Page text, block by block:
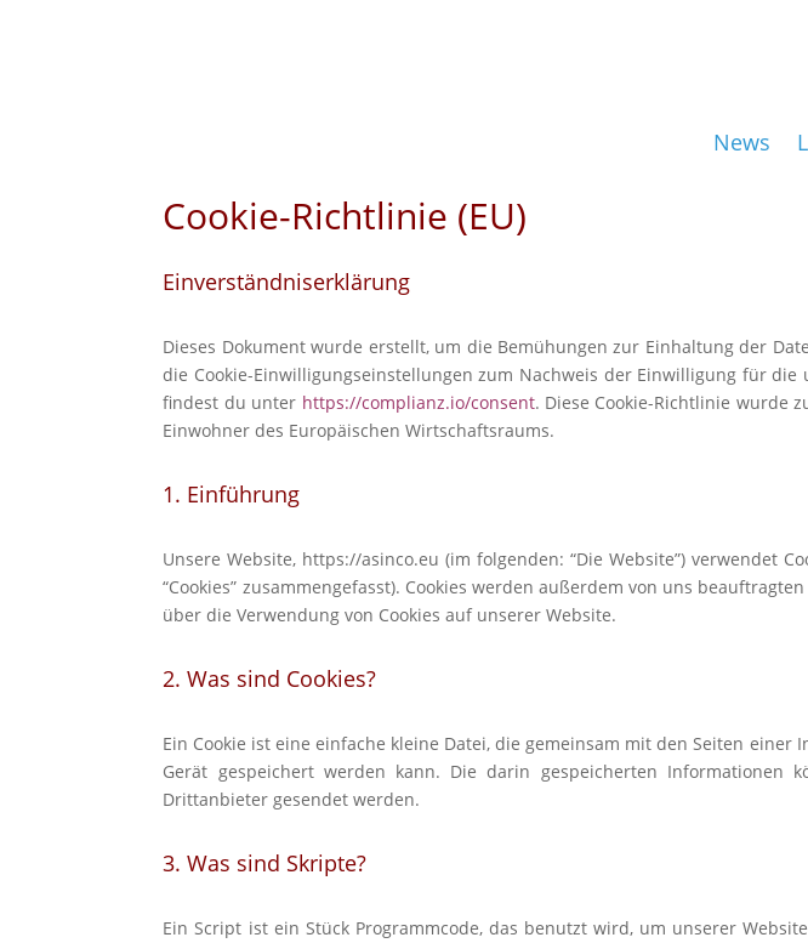
News
Cookie-Richtlinie (EU)
Einverständniserklärung
Dieses Dokument wurde erstellt, um die Bemühungen zur Einhaltung der
die Cookie-Einwilligungseinstellungen zum Nachweis der Einwilligung für die
findest du unter https://complianz.io/consent. Diese Cookie-Richtlinie wurde
Einwohner des Europäischen Wirtschaftsraums.
1. Einführung
Unsere Website, https://asinco.eu (im folgenden: “Die Website”) verwendet
“Cookies” zusammengefasst). Cookies werden außerdem von uns
über die Verwendung von Cookies auf unserer Website.
2. Was sind Cookies?
Ein Cookie ist eine einfache kleine Datei, die gemeinsam mit den Seiten einer
Gerät gespeichert werden kann. Die darin gespeicherten Informationen
Drittanbieter gesendet werden.
3. Was sind Skripte?
Ein Script ist ein Stück Programmcode, das benutzt wird, um unserer